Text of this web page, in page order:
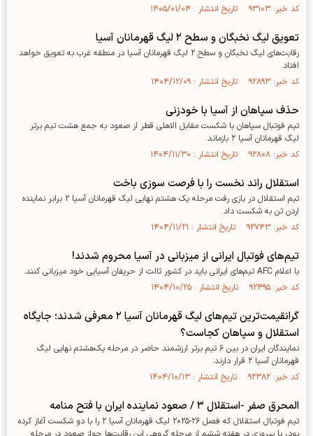
کد خبر: ۹۳۱۰۳ تاریخ انتشار : ۱۴۰۵/۰۱/۰۴
تعویق لیگ نخبگان و سطح ۲ لیگ قهرمانان آسیا
رقابت‌های لیگ نخبگان و سطح ۲ لیگ قهرمانان آسیا در منطقه غرب به تعویق خواهد
افتاد.
کد خبر: ۹۲۸۹۳ تاریخ انتشار : ۱۴۰۴/۱۲/۰۹
حذف سپاهان از آسیا با خودزنی
تیم فوتبال سپاهان با شکست مقابل الاهلی قطر از صعود به جمع هشت تیم برتر
لیگ قهرمانان آسیا ۲ بازماند.
کد خبر: ۹۲۸۰۸ تاریخ انتشار : ۱۴۰۴/۱۱/۳۰
استقلال راند نخست را با فرصت سوزی باخت
تیم استقلال در بازی رفت مرحله یک هشتم نهایی لیگ قهرمانان آسیا ۲ برابر نماینده
اردن تن به شکست داد.
کد خبر: ۹۲۷۴۳ تاریخ انتشار : ۱۴۰۴/۱۱/۲۱
تیم‌های فوتبال ایرانی از میزبانی در آسیا محروم شدند!
با اعلام AFC تیم‌های ایرانی باید در کشور ثالث از حریفان آسیایی خود میزبانی کنند.
کد خبر: ۹۲۴۹۵ تاریخ انتشار : ۱۴۰۴/۱۰/۲۵
گرانقیمت‌ترین تیم‌های لیگ قهرمانان آسیا ۲ معرفی شدند؛ جایگاه
استقلال و سپاهان کجاست؟
نمایندگان ایران در بین ۶ تیم برتر ارزشمند حاضر در مرحله یک‌هشتم نهایی لیگ
قهرمانان آسیا ۲ قرار دارند.
کد خبر: ۹۲۳۸۲ تاریخ انتشار : ۱۴۰۴/۱۰/۱۳
المحرق صفر -استقلال ۳ / صعود نماینده ایران با فتح منامه
تیم فوتبال استقلال که فصل ۲۶-۲۰۲۵ لیگ قهرمانان آسیا ۲ را با دو شکست آغاز کرده